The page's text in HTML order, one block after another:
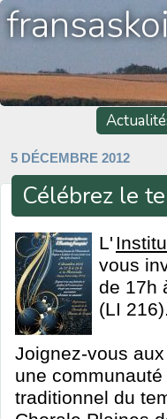
5 DÉCEMBRE 2012
Célébrez le
L'
vous
de 17h
(LI 216).
Joignez-vous
une
traditionnel du